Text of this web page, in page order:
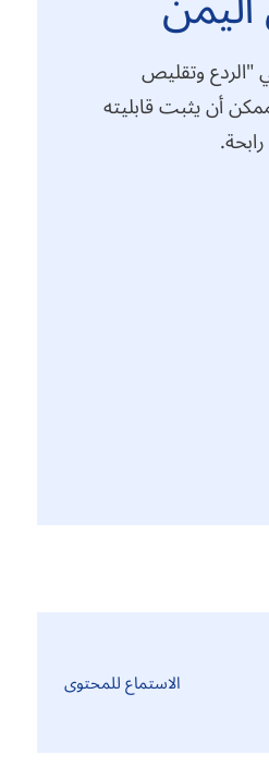
"الردع وتقليص
أن يثبت قابليته
الاستماع للمحتوى